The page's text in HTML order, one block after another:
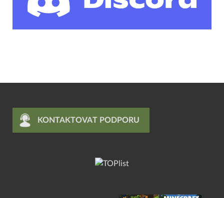
KONTAKTOVAT PODPORU